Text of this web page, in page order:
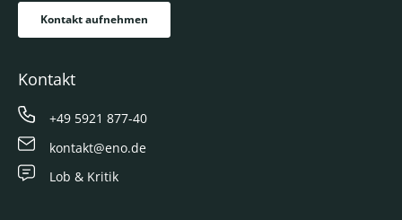
Kontakt aufnehmen
Kontakt
+49 5921 877-40
kontakt@eno.de
Lob & Kritik